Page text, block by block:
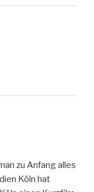
zu Anfang alles
Köln hat